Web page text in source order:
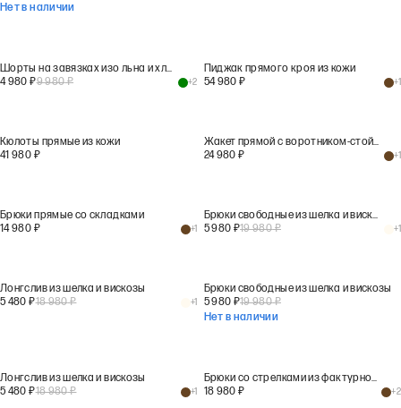
Нет в наличии
Шорты на завязках изо льна и хлопка
4 980 ₽9 980₽ +2
Пиджак прямого кроя из кожи
54 980 ₽ +1
Кюлоты прямые из кожи
41 980 ₽
Жакет прямой с воротником-стойкой
24 980 ₽ +1
Брюки прямые со складками
14 980 ₽ +1
Брюки свободные из шелка и вискозы
5 980 ₽19 980₽ +1
Лонгслив из шелка и вискозы
5 480 ₽18 980₽ +1
Брюки свободные из шелка и вискозы
5 980 ₽19 980₽
Нет в наличии
Лонгслив из шелка и вискозы
5 480 ₽18 980₽ +1
Брюки со стрелками из фактурной шерсти
18 980 ₽ +2